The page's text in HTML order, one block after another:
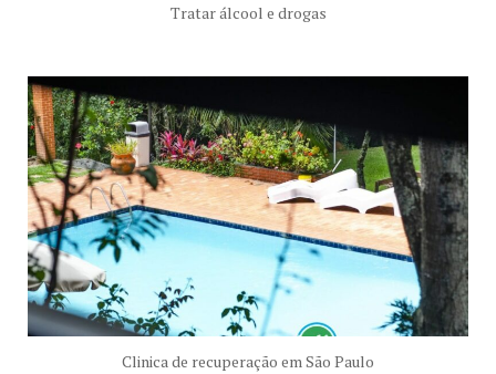
Tratar álcool e drogas
Clinica de recuperação em São Paulo